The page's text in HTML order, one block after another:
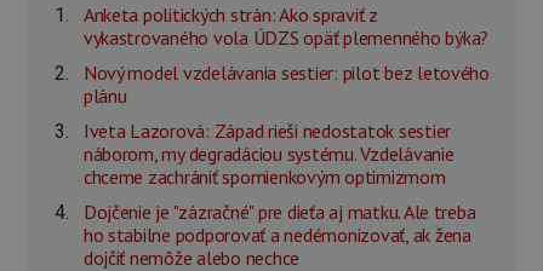
Anketa politických strán: Ako spraviť z
vykastrovaného vola ÚDZS opäť plemenného býka?
Nový model vzdelávania sestier: pilot bez letového
plánu
Iveta Lazorová: Západ rieši nedostatok sestier
náborom, my degradáciou systému. Vzdelávanie
chceme zachrániť spomienkovým optimizmom
Dojčenie je "zázračné" pre dieťa aj matku. Ale treba
ho stabilne podporovať a nedémonizovať, ak žena
dojčiť nemôže alebo nechce